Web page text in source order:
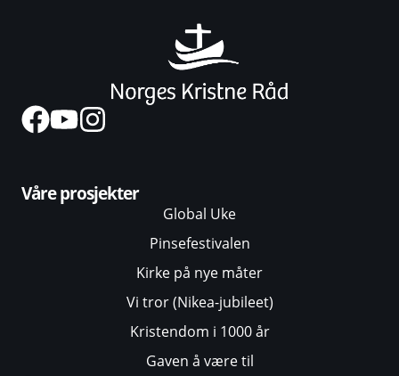
Våre prosjekter
Global Uke
Pinsefestivalen
Kirke på nye måter
Vi tror (Nikea-jubileet)
Kristendom i 1000 år
Gaven å være til